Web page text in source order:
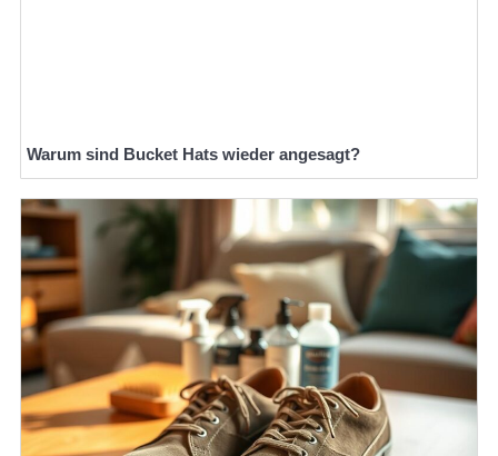
Warum sind Bucket Hats wieder angesagt?